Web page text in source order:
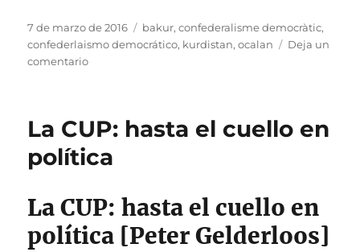
Publicado
el
7 de marzo de 2016 Etiquetas
bakur,confederalisme democràtic,
confederlaismo democrático, kurdistan,ocalan
Deja un
comentarioen
Cataluña
–
La CUP: hasta el cuello en
política
La CUP: hasta el cuello en
política [Peter Gelderloos]